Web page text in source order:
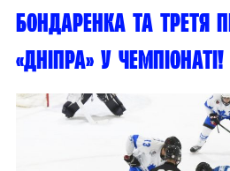
Бондаренка та третя
«Дніпра» у чемпіонаті!